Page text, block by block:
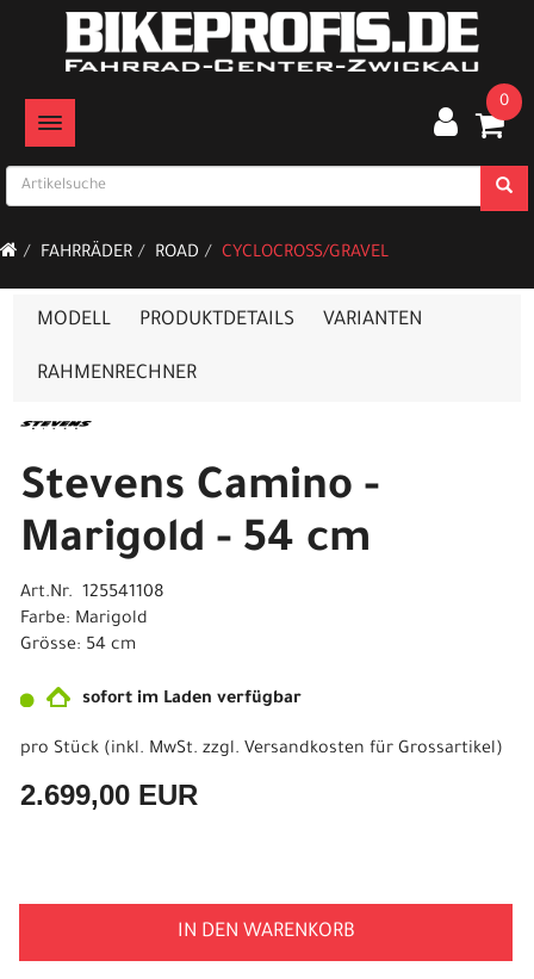
TOGGLE NAVIGATION
0
FAHRRÄDER ROAD CYCLOCROSS/GRAVEL
MODELL PRODUKTDETAILS VARIANTEN
RAHMENRECHNER
Stevens Camino -
Marigold - 54 cm
Art.Nr. 125541108
Farbe: Marigold
Grösse: 54 cm
sofort im Laden verfügbar
pro Stück (inkl. MwSt. zzgl. Versandkosten für Grossartikel)
2.699,00 EUR
IN DEN WARENKORB